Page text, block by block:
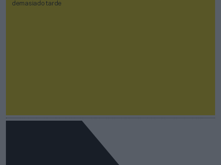
demasiado tarde